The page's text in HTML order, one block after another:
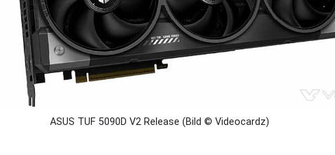
ASUS TUF 5090D V2 Release (Bild © Videocardz)